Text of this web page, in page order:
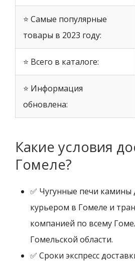
⭐ Самые популярные
товары в 2023 году:
⭐ Всего в каталоге:
⭐ Информация
обновлена:
Какие условия
Гомеле?
✅ Чугунные печи камины
курьером в Гомеле и
компанией по всему
Гомельской области.
✅ Сроки экспресс